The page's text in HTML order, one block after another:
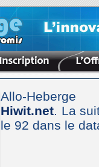
Allo-
Hiwit.net. La
le 92 dans le